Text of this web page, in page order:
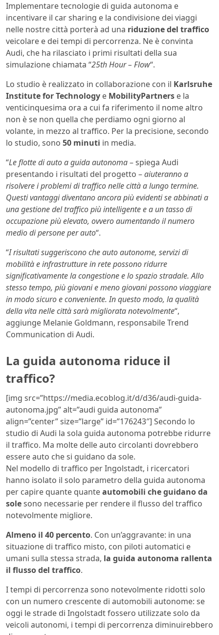
Implementare tecnologie di guida autonoma e
incentivare il car sharing e la condivisione dei viaggi
nelle nostre città porterà ad una riduzione del traffico
veicolare e dei tempi di percorrenza. Ne è convinta
Audi, che ha rilasciato i primi risultati della sua
simulazione chiamata “25th Hour – Flow“.
Lo studio è realizzato in collaborazione con il Karlsruhe
Institute for Technology e MobilityPartners e la
venticinquesima ora a cui fa riferimento il nome altro
non è se non quella che perdiamo ogni giorno al
volante, in mezzo al traffico. Per la precisione, secondo
lo studio, sono 50 minuti in media.
“Le flotte di auto a guida autonoma– spiega Audi
presentando i risultati del progetto –aiuteranno a
risolvere i problemi di traffico nelle città a lungo termine.
Questi vantaggi diventano ancora più evidenti se abbinati a
una gestione del traffico più intelligente e a un tasso di
occupazione più elevato, ovvero aumentando il numero
medio di persone per auto“.
“I risultati suggeriscono che auto autonome, servizi di
mobilità e infrastrutture in rete possono ridurre
significativamente la congestione e lo spazio stradale. Allo
stesso tempo, più giovani e meno giovani possono viaggiare
in modo sicuro e conveniente. In questo modo, la qualità
della vita nelle città sarà migliorata notevolmente“,
aggiunge Melanie Goldmann, responsabile Trend
Communication di Audi.
La guida autonoma riduce il
traffico?
[img src=”https://media.ecoblog.it/d/d36/audi-guida-
autonoma.jpg” alt=”audi guida autonoma”
align=”center” size=”large” id=”176243″] Secondo lo
studio di Audi la sola guida autonoma potrebbe ridurre
il traffico. Ma molte delle auto circolanti dovrebbero
essere auto che si guidano da sole.
Nel modello di traffico per Ingolstadt, i ricercatori
hanno isolato il solo parametro della guida autonoma
per capire quante quanteautomobili che guidano da
solesono necessarie per rendere il flusso del traffico
notevolmente migliore.
Almeno il 40 percento. Con un’aggravante: in una
situazione di traffico misto, con piloti automatici e
umani sulla stessa strada, la guida autonoma rallenta
il flusso del traffico.
I tempi di percorrenza sono notevolmente ridotti solo
con un numero crescente di automobili autonome: se
oggi le strade di Ingolstadt fossero utilizzate solo da
veicoli autonomi, i tempi di percorrenza diminuirebbero